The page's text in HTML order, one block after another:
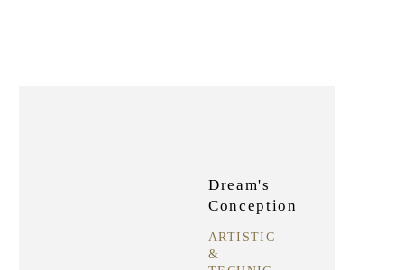
Dream's
Conception
ARTISTIC
&